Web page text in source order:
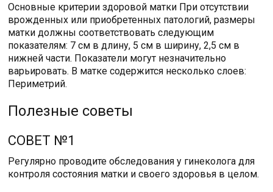
Основные критерии здоровой матки При отсутствии
врожденных или приобретенных патологий, размеры
матки должны соответствовать следующим
показателям: 7 см в длину, 5 см в ширину, 2,5 см в
нижней части. Показатели могут незначительно
варьировать. В матке содержится несколько слоев:
Периметрий.
Полезные советы
СОВЕТ №1
Регулярно проводите обследования у гинеколога для
контроля состояния матки и своего здоровья в целом.